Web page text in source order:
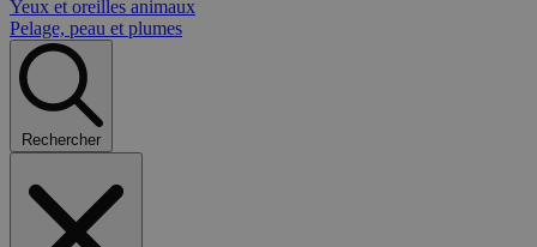
Yeux et oreilles animaux
Pelage, peau et plumes
Rechercher